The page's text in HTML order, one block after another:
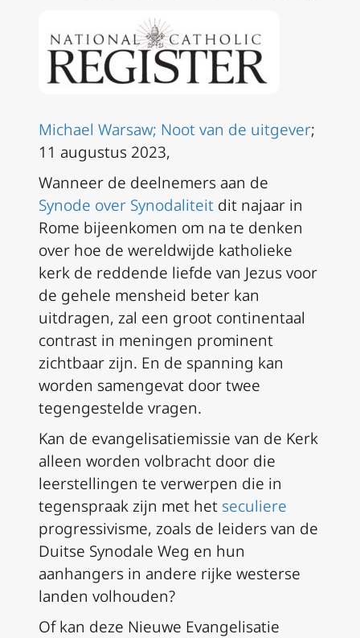
Michael Warsaw; Noot van de uitgever;
11 augustus 2023,
Wanneer de deelnemers aan de
Synode over Synodaliteit dit najaar in
Rome bijeenkomen om na te denken
over hoe de wereldwijde katholieke
kerk de reddende liefde van Jezus voor
de gehele mensheid beter kan
uitdragen, zal een groot continentaal
contrast in meningen prominent
zichtbaar zijn. En de spanning kan
worden samengevat door twee
tegengestelde vragen.
Kan de evangelisatiemissie van de Kerk
alleen worden volbracht door die
leerstellingen te verwerpen die in
tegenspraak zijn met het seculiere
progressivisme, zoals de leiders van de
Duitse Synodale Weg en hun
aanhangers in andere rijke westerse
landen volhouden?
Of kan deze Nieuwe Evangelisatie